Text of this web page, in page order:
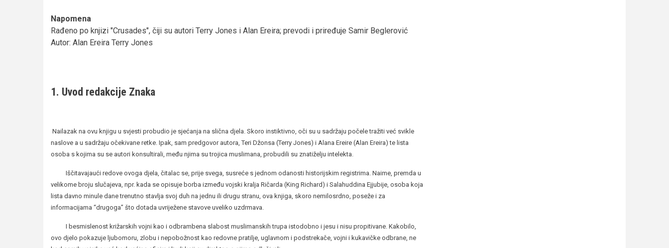
Napomena
Rađeno po knjizi "Crusades", čiji su autori Terry Jones i Alan Ereira; prevodi i priređuje Samir Beglerović
Autor: Alan Ereira Terry Jones
1. Uvod redakcije Znaka
Nailazak na ovu knjigu u svjesti probudio je sjećanja na slična djela. Skoro instiktivno, oči su u sadržaju počele tražiti već svikle
naslove a u sadržaju očekivane retke. Ipak, sam predgovor autora, Teri Džonsa (Terry Jones) i Alana Ereire (Alan Ereira) te lista
osoba s kojima su se autori konsultirali, među njima su trojica muslimana, probudili su znatiželju intelekta.
Iščitavajaući redove ovoga djela, čitalac se, prije svega, susreće s jednom odanosti historijskim registrima. Naime, premda u
velikome broju slučajeva, npr. kada se opisuje borba između vojski kralja Ričarda (King Richard) i Salahuddina Ejjubije, osoba koja
lista davno minule dane trenutno stavlja svoj duh na jednu ili drugu stranu, ova knjiga, skoro nemilosrdno, poseže i za
informacijama “drugoga” što dotada uvriježene stavove uveliko uzdrmava.
I besmislenost križarskih vojni kao i odbrambena slabost muslimanskih trupa istodobno i jesu i nisu propitivane. Kakobilo,
ovo djelo pokazuje ljubomoru, zlobu i nepobožnost kao redovne pratilje, uglavnom i podstrekače, vojni i kukavičke odbrane, ne